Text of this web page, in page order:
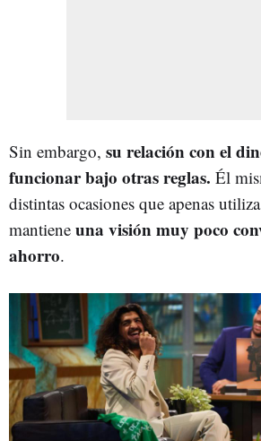
Sin embargo, su relación con el
funcionar bajo otras reglas. Él
distintas ocasiones que apenas
mantiene una visión muy poco
ahorro.